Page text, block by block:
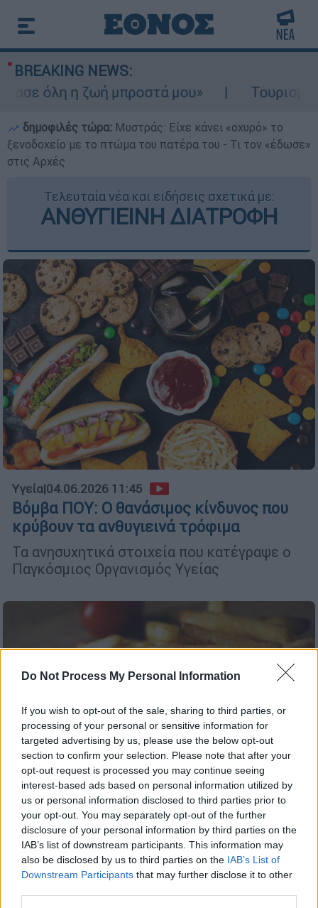
Do Not Process My Personal Information
If you wish to opt-out of the sale, sharing to third parties, or
processing of your personal or sensitive information for
targeted advertising by us, please use the below opt-out
section to confirm your selection. Please note that after your
opt-out request is processed you may continue seeing
interest-based ads based on personal information utilized by
us or personal information disclosed to third parties prior to
your opt-out. You may separately opt-out of the further
disclosure of your personal information by third parties on the
IAB’s list of downstream participants. This information may
also be disclosed by us to third parties on the IAB’s List of
Downstream Participants that may further disclose it to other
BREAKING NEWS:
όλη η ζωή μπροστά μου»
Τουρισμός
δημοφιλές τώρα: Μυστράς: Είχε κάνει «οχυρό» το
ξενοδοχείο με το πτώμα του πατέρα του - Τι τον «έδωσε»
στις Αρχές
Τελευταία νέα και ειδήσεις σχετικά με:
ΑΝΘΥΓΙΕΙΝΗ ΔΙΑΤΡΟΦΗ
Υγεία|04.06.2026 11:45
Βόμβα ΠΟΥ: Ο θανάσιμος κίνδυνος που
κρύβουν τα ανθυγιεινά τρόφιμα
Τα ανησυχητικά στοιχεία που κατέγραψε ο
Παγκόσμιος Οργανισμός Υγείας
Κόσμος|03.09.2019 12:18
Έφηβος έμεινε τυφλός γιατί έτρωγε
μόνο τηγανιτές πατάτες
«Είχε τυφλά σημεία ακριβώς στο κέντρο της